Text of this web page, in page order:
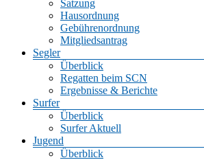
Satzung
Hausordnung
Gebührenordnung
Mitgliedsantrag
Segler
Überblick
Regatten beim SCN
Ergebnisse & Berichte
Surfer
Überblick
Surfer Aktuell
Jugend
Überblick